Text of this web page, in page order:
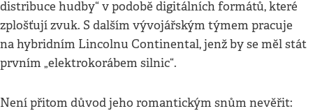
distribuce hudby“ v podobě digitálních formátů, které
zplošťují zvuk. S dalším vývojářským týmem pracuje
na hybridním Lincolnu Continental, jenž by se měl stát
prvním „elektrokorábem silnic“.
Není přitom důvod jeho romantickým snům nevěřit: